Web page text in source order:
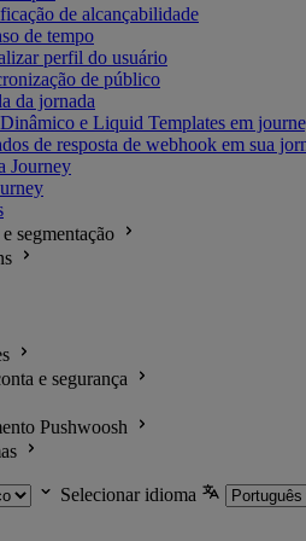
de alcançabilidade
de tempo
perfil do usuário
de público
da jornada
e Liquid Templates em
de resposta de webhook em sua
Journey
segmentação
e segurança
Pushwoosh
Selecionar idioma